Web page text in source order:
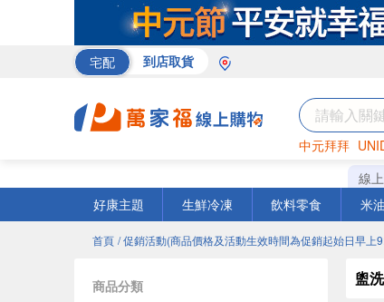
宅配 到店取貨
中元拜拜
罐頭
線
好康主題
生鮮冷凍 飲料零食 米
首頁 / 促銷活動(商品價格及活動生效時間為促銷起始日早上
商品分類
盥